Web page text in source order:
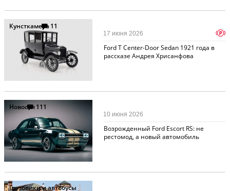
Кунсткамера 11
Ford T Center-Door Sedan 1921 года в
рассказе Андрея Хрисанфова
17 июня 2026 p
Новости111
Возрожденный Ford Escort RS: не
рестомод, а новый автомобиль
10 июня 2026
Грузовики и автобусы